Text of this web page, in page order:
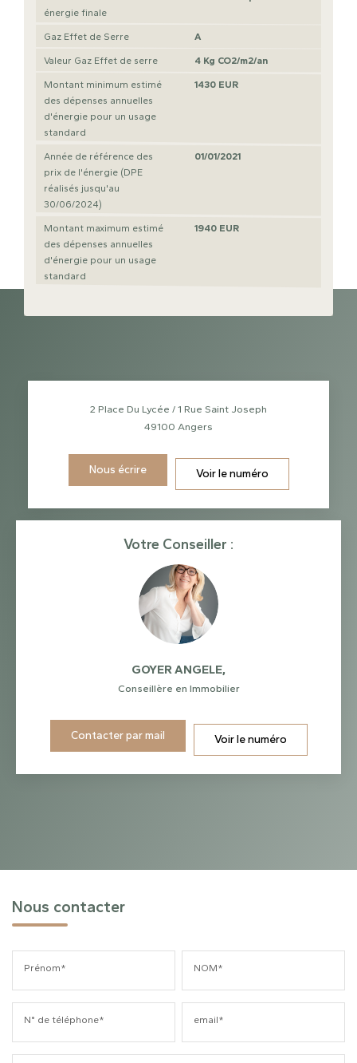
énergie finale
Gaz Effet de Serre A
Valeur Gaz Effet de serre 4 Kg CO2/m2/an
Montant minimum estimé
des dépenses annuelles
d'énergie pour un usage
standard
1430 EUR
Année de référence des
prix de l'énergie (DPE
réalisés jusqu'au
30/06/2024)
01/01/2021
Montant maximum estimé
des dépenses annuelles
d'énergie pour un usage
standard
1940 EUR
2 Place Du Lycée / 1 Rue Saint Joseph
49100 Angers
Nous écrire Voir le numéro
Votre Conseiller :
GOYER ANGELE,
Conseillère en Immobilier
Contacter par mail Voir le numéro
Nous contacter
Prénom* NOM*
N° de téléphone* email*